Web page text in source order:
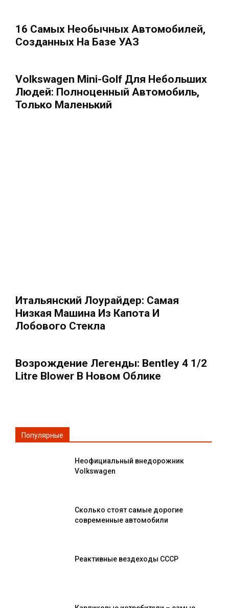
16 Самых Необычных Автомобилей,
Созданных На Базе УАЗ
Volkswagen Mini-Golf Для Небольших
Людей: Полноценный Автомобиль,
Только Маленький
Итальянский Лоурайдер: Самая
Низкая Машина Из Капота И
Лобового Стекла
Возрождение Легенды: Bentley 4 1/2
Litre Blower В Новом Облике
Популярные
Неофициальный внедорожник
Volkswagen
Сколько стоят самые дорогие
современные автомобили
Реактивные вездеходы СССР